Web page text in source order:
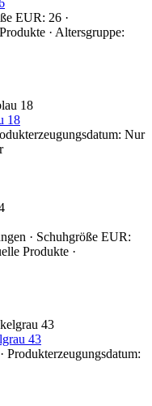
EUR: 26 ·
· Altersgruppe:
18
Nur
· Schuhgröße EUR:
Produkte ·
43
Produkterzeugungsdatum: